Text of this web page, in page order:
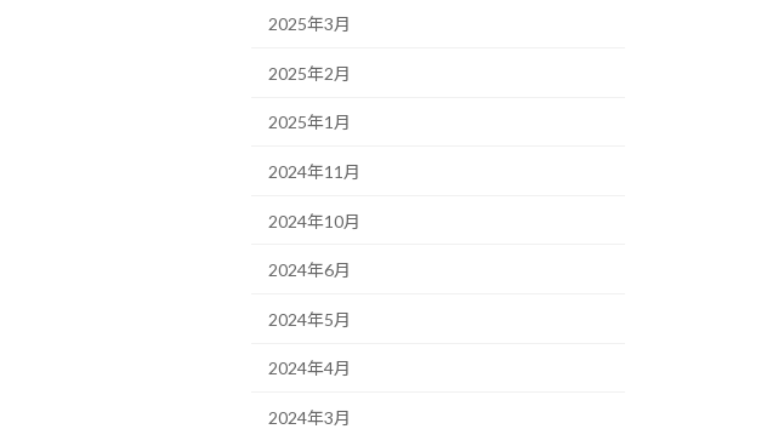
2025年3月
2025年2月
2025年1月
2024年11月
2024年10月
2024年6月
2024年5月
2024年4月
2024年3月